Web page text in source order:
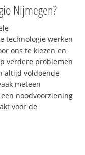
Nijmegen?
technologie werken
ons te kiezen en
verdere problemen
altijd voldoende
meteen
noodvoorziening
voor de